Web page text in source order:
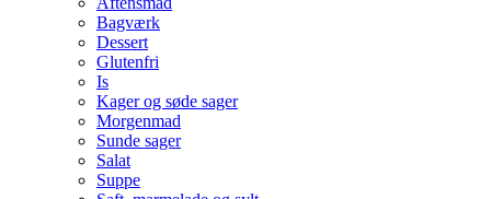
Bagværk
Dessert
Glutenfri
Is
Kager og søde sager
Morgenmad
Sunde sager
Salat
Suppe